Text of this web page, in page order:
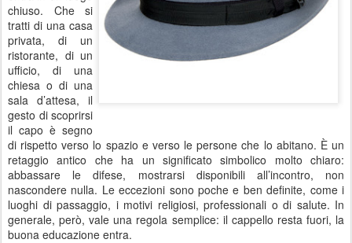
chiuso. Che si
tratti di una casa
privata, di un
ristorante, di un
ufficio, di una
chiesa o di una
sala d’attesa, il
gesto di scoprirsi
il capo è segno
di rispetto verso lo spazio e verso le persone che lo abitano. È un
retaggio antico che ha un significato simbolico molto chiaro:
abbassare le difese, mostrarsi disponibili all’incontro, non
nascondere nulla. Le eccezioni sono poche e ben definite, come i
luoghi di passaggio, i motivi religiosi, professionali o di salute. In
generale, però, vale una regola semplice: il cappello resta fuori, la
buona educazione entra.